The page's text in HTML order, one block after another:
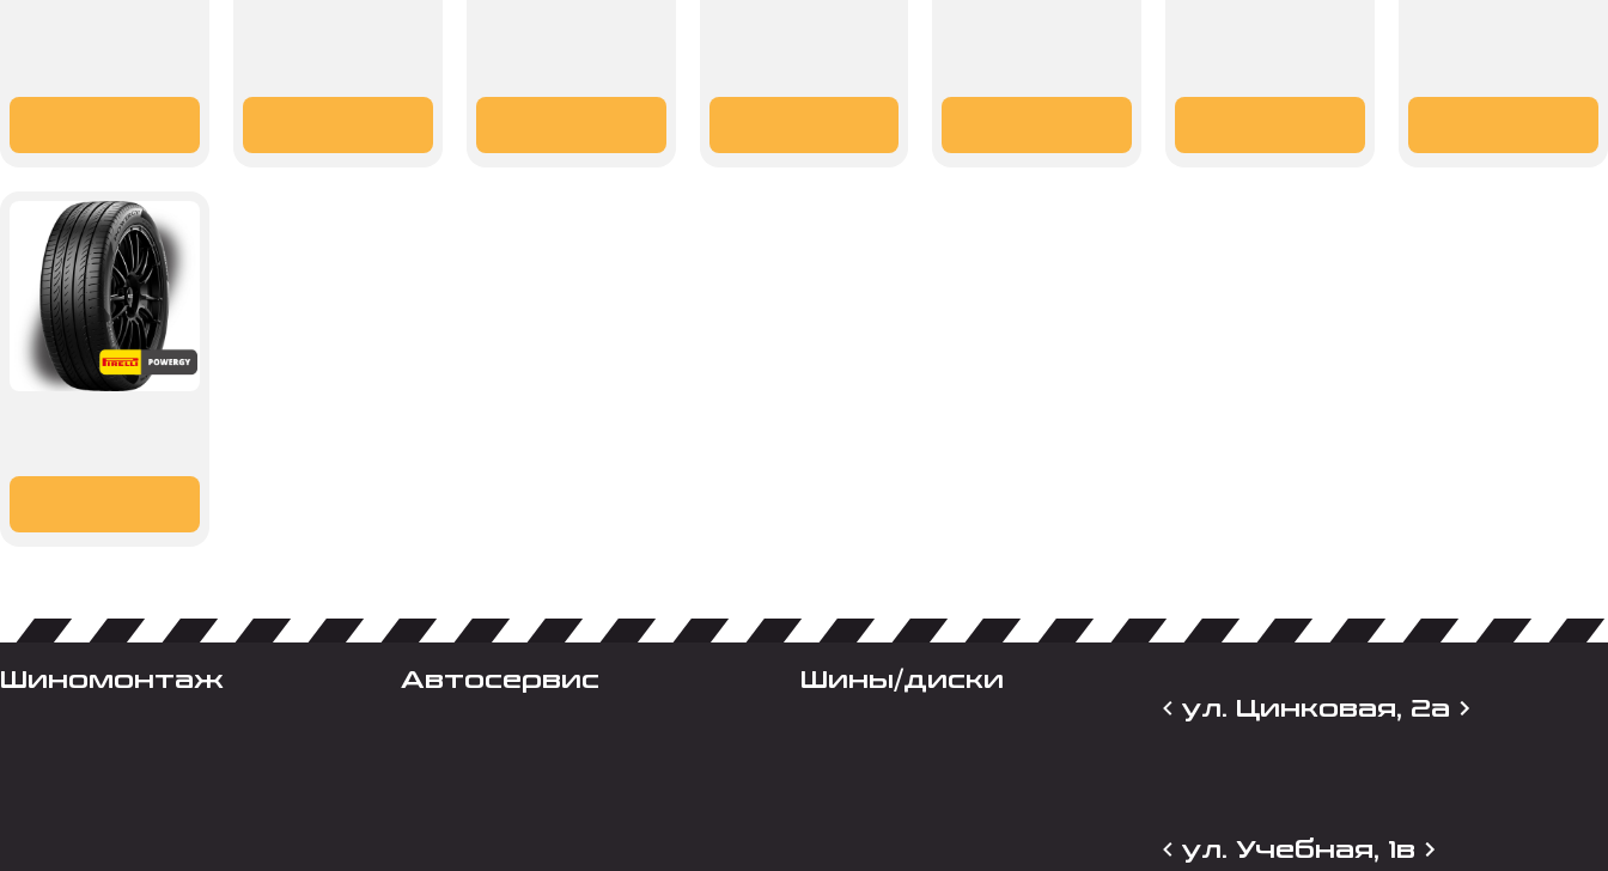
Шиномонтаж Автосервис
Шины/диски
ул. Цинковая, 2а
ул. Учебная, 1в